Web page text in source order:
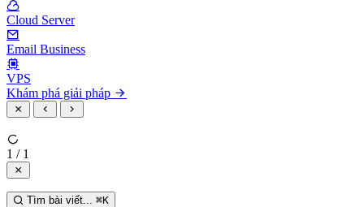
Cloud Server
Email Business
VPS
Khám phá giải pháp
1 / 1
Tìm bài viết... ⌘K